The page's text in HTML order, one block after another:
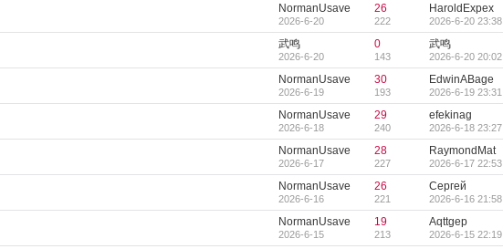
NormanUsave
2026-6-20
26
222
HaroldExpex
2026-6-20 23:38
武鸣
2026-6-20
0
143
武鸣
2026-6-20 20:02
NormanUsave
2026-6-19
30
193
EdwinABage
2026-6-19 23:31
NormanUsave
2026-6-18
29
240
efekinag
2026-6-18 23:27
NormanUsave
2026-6-17
28
227
RaymondMat
2026-6-17 22:53
NormanUsave
2026-6-16
26
221
Сергей
2026-6-16 21:58
NormanUsave
2026-6-15
19
213
Aqttgep
2026-6-15 22:19